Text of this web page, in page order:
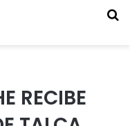
RECIBE